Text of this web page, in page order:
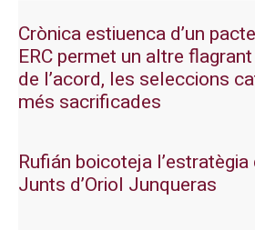
Crònica estiuenca d’un
ERC permet un altre
de l’acord, les seleccions
més sacrificades
Rufián boicoteja
Junts d’Oriol Junqueras